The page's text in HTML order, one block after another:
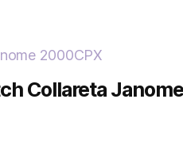
Collareta